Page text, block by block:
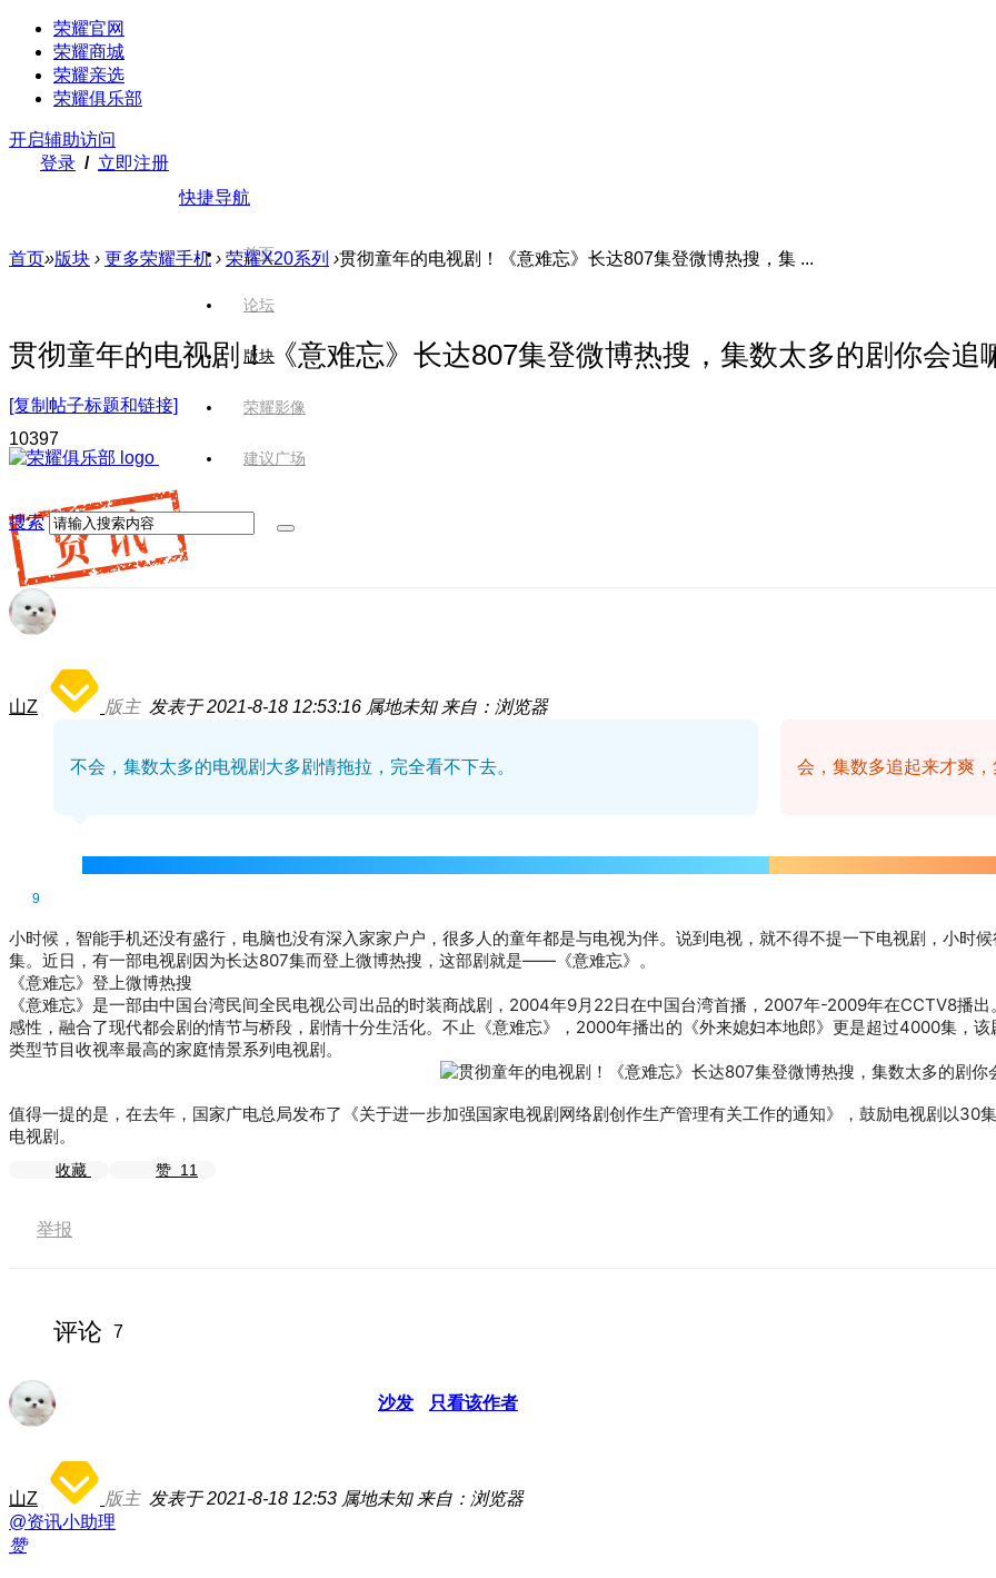
荣耀官网
荣耀商城
荣耀亲选
荣耀俱乐部
开启辅助访问
登录 / 立即注册
快捷导航
首页
论坛
版块
荣耀影像
建议广场
搜索
首页»版块 › 更多荣耀手机 › 荣耀X20系列 ›贯彻童年的电视剧！《意难忘》长达807集登微博热搜，集 ...
贯彻童年的电视剧！《意难忘》长达807集登微博热搜，集数太多的剧你会追
[复制帖子标题和链接]
10397
山Z 版主 发表于 2021-8-18 12:53:16 属地未知 来自：浏览器
不会，集数太多的电视剧大多剧情拖拉，完全看不下去。 会，集数多追起来才爽
9
小时候，智能手机还没有盛行，电脑也没有深入家家户户，很多人的童年都是与电视为伴。说到电视，就不得不提一下电视剧，小时
集。近日，有一部电视剧因为长达807集而登上微博热搜，这部剧就是——《意难忘》。
《意难忘》登上微博热搜
《意难忘》是一部由中国台湾民间全民电视公司出品的时装商战剧，2004年9月22日在中国台湾首播，2007年-2009年在CCTV8播
感性，融合了现代都会剧的情节与桥段，剧情十分生活化。不止《意难忘》，2000年播出的《外来媳妇本地郎》更是超过4000集，
类型节目收视率最高的家庭情景系列电视剧。
值得一提的是，在去年，国家广电总局发布了《关于进一步加强国家电视剧网络剧创作生产管理有关工作的通知》，鼓励电视剧以
电视剧。
收藏 赞 11
举报
评论 7
沙发 只看该作者
山Z 版主 发表于 2021-8-18 12:53 属地未知 来自：浏览器
@资讯小助理
赞